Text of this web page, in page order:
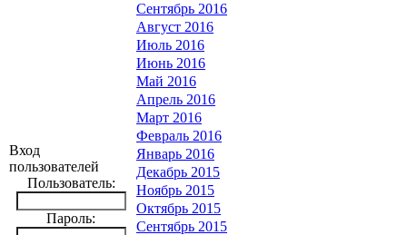
Вход
пользователей
Пользователь:
Пароль:
Сентябрь 2016
Август 2016
Июль 2016
Июнь 2016
Май 2016
Апрель 2016
Март 2016
Февраль 2016
Январь 2016
Декабрь 2015
Ноябрь 2015
Октябрь 2015
Сентябрь 2015